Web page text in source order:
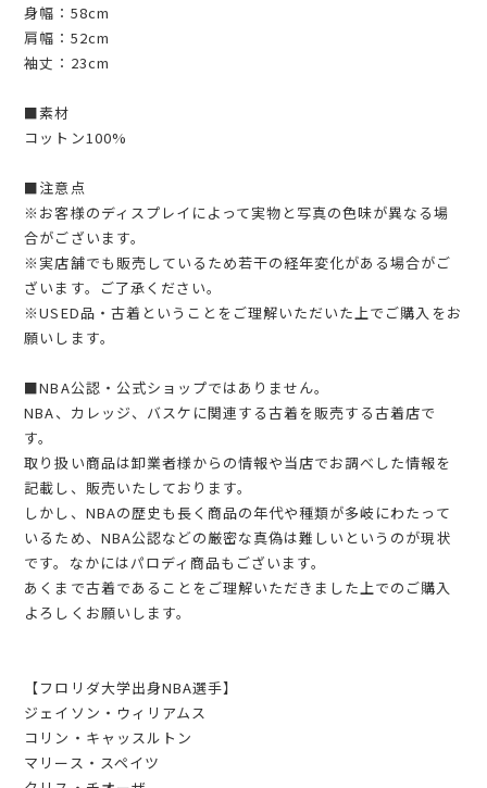
身幅：58cm
肩幅：52cm
袖丈：23cm
■素材
コットン100%
■注意点
※お客様のディスプレイによって実物と写真の色味が異なる場
合がございます。
※実店舗でも販売しているため若干の経年変化がある場合がご
ざいます。ご了承ください。
※USED品・古着ということをご理解いただいた上でご購入をお
願いします。
■NBA公認・公式ショップではありません。
NBA、カレッジ、バスケに関連する古着を販売する古着店で
す。
取り扱い商品は卸業者様からの情報や当店でお調べした情報を
記載し、販売いたしております。
しかし、NBAの歴史も長く商品の年代や種類が多岐にわたって
いるため、NBA公認などの厳密な真偽は難しいというのが現状
です。なかにはパロディ商品もございます。
あくまで古着であることをご理解いただきました上でのご購入
よろしくお願いします。
【フロリダ大学出身NBA選手】
ジェイソン・ウィリアムス
コリン・キャッスルトン
マリース・スペイツ